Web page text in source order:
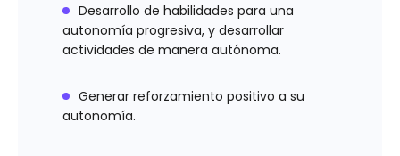
Desarrollo de habilidades para una
autonomía progresiva, y desarrollar
actividades de manera autónoma.
Generar reforzamiento positivo a su
autonomía.